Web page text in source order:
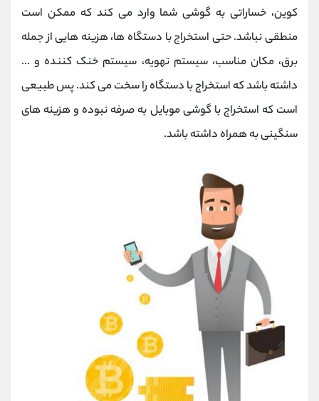
کوین، خساراتی به گوشی شما وارد می کند که ممکن است
منطقی نباشد. حتی استخراج با دستگاه ها، هزینه هایی از جمله
برق، مکان مناسب، سیستم تهویه، سیستم خنک کننده و ...
داشته باشد که استخراج با دستگاه را سخت می کند. پس طبیعی
است که استخراج با گوشی موبایل به صرفه نبوده و هزینه های
سنگینی به همراه داشته باشد.